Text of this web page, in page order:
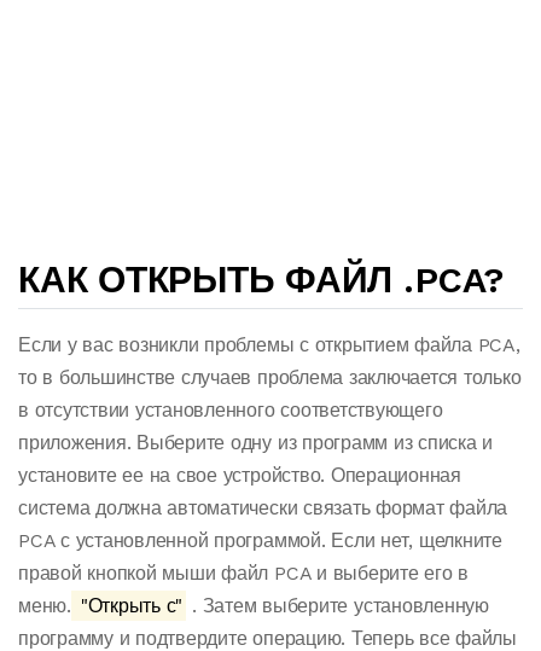
КАК ОТКРЫТЬ ФАЙЛ .PCA?
Если у вас возникли проблемы с открытием файла PCA,
то в большинстве случаев проблема заключается только
в отсутствии установленного соответствующего
приложения. Выберите одну из программ из списка и
установите ее на свое устройство. Операционная
система должна автоматически связать формат файла
PCA с установленной программой. Если нет, щелкните
правой кнопкой мыши файл PCA и выберите его в
меню. "Открыть с" . Затем выберите установленную
программу и подтвердите операцию. Теперь все файлы